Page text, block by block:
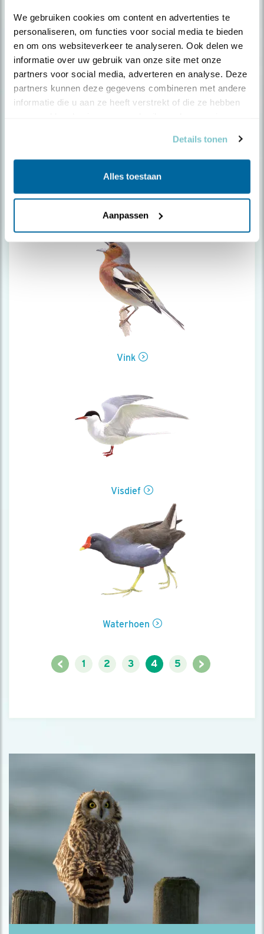
We gebruiken cookies om content en advertenties te
personaliseren, om functies voor social media te bieden
en om ons websiteverkeer te analyseren. Ook delen we
informatie over uw gebruik van onze site met onze
partners voor social media, adverteren en analyse. Deze
partners kunnen deze gegevens combineren met andere
informatie die u aan ze heeft verstrekt of die ze hebben
Details tonen
Alles toestaan
Aanpassen
Turkse tortel
Vale gierzwaluw
Vink
Visdief
Waterhoen
< 1 2 3 4 5 >